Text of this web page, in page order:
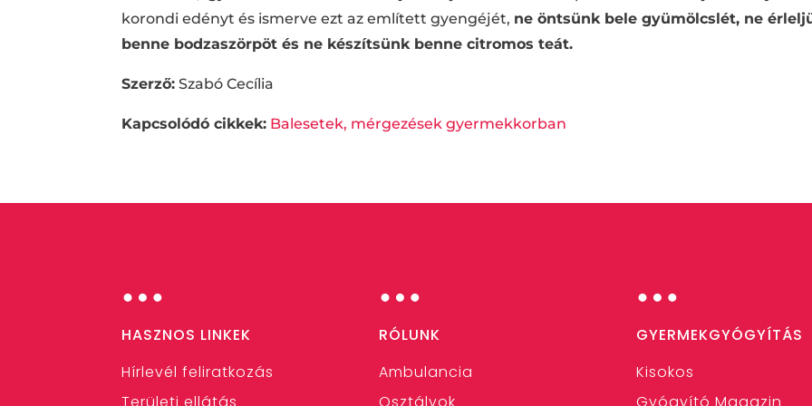
korondi edényt és ismerve ezt az említett gyengéjét, ne öntsünk bele gyümölcslét, ne
benne bodzaszörpöt és ne készítsünk benne citromos teát.
Szerző: Szabó Cecília
Kapcsolódó cikkek: Balesetek, mérgezések gyermekkorban
…
HASZNOS LINKEK
Hírlevél feliratkozás
…
RÓLUNK
Ambulancia
…
GYERMEKGYÓGYÍTÁS
Kisokos